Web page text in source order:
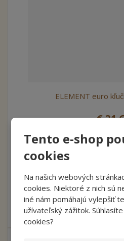
Tento e-shop
cookies
Na našich webových
cookies. Niektoré z nich sú
iné nám pomáhajú vylepšiť
užívateľský zážitok.
cookies?
ELEMENT euro
€
Ozdobné kľučky na eurookná v
dizajnovým doplnkom vašich...